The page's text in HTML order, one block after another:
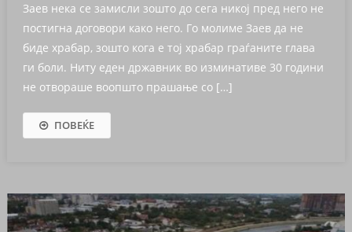
Заев нека се замисли зошто до сега никој пред него не
постигна договори како него. Го молиме Заев да не
биде храбар, зошто кога е тој храбар граѓаните глава
ги боли. Ниту еден државник во изминативе 30 години
не отвораше воопшто прашање со […]
ПОВЕЌЕ